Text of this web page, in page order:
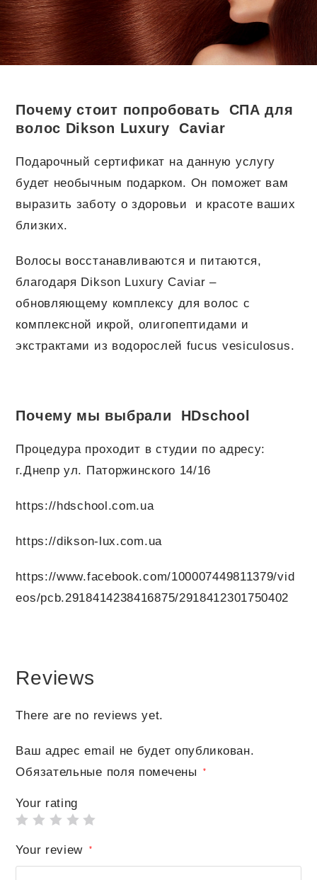
Почему стоит попробовать СПА для
волос Dikson Luxury Caviar
Подарочный сертификат на данную услугу
будет необычным подарком. Он поможет вам
выразить заботу о здоровьи и красоте ваших
близких.
Волосы восстанавливаются и питаются,
благодаря Dikson Luxury Caviar –
обновляющему комплексу для волос с
комплексной икрой, олигопептидами и
экстрактами из водорослей fucus vesiculosus.
Почему мы выбрали HDschool
Процедура проходит в студии по адресу:
г.Днепр ул. Паторжинского 14/16
https://hdschool.com.ua
https://dikson-lux.com.ua
https://www.facebook.com/100007449811379/vid
eos/pcb.2918414238416875/2918412301750402
Reviews
There are no reviews yet.
Ваш адрес email не будет опубликован.
Обязательные поля помечены
*
Your rating
Your review *